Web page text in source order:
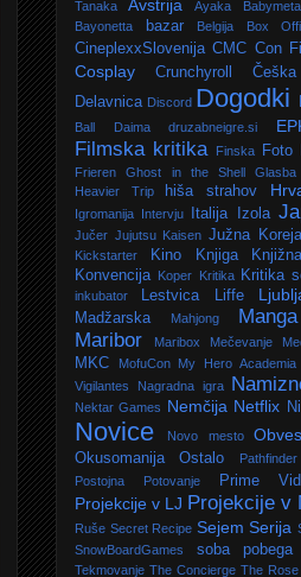
Tanaka
Avstrija Ayaka
Bayonetta bazar Belgija Box
CineplexxSlovenija CMC Con
Cosplay Crunchyroll Češka
Delavnica Discord Dogodki
Ball Daima
druzabneigre.si
Filmska kritika
Finska Foto
Frieren
Ghost in the Shell Glasba
Heavier Trip
hiša strahov
Igromanija Intervju Italija Izola
Jučer Jujutsu Kaisen Južna Koreja
Kickstarter Kino Knjiga
Konvencija Koper Kritika Kritika
inkubator
Lestvica Liffe
Madžarska
Mahjong Manga
Maribor Maribox Mečevanje
MKC MofuCon My Hero Academia
Vigilantes
Nagradna igra
Nektar Games Nemčija Netflix
Novice Novo mesto
Okusomanija Ostalo Pathfinder
Postojna Potovanje Prime
Projekcije v LJ Projekcije v
Ruše Secret Recipe Sejem Serija
SnowBoardGames soba pobega
Tekmovanje The Concierge The Rose